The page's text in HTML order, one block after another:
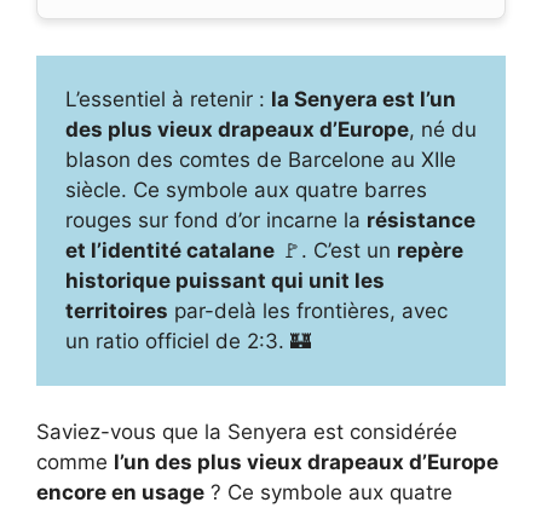
L’essentiel à retenir : la Senyera est l’un
des plus vieux drapeaux d’Europe, né du
blason des comtes de Barcelone au XIIe
siècle. Ce symbole aux quatre barres
rouges sur fond d’or incarne la résistance
et l’identité catalane 🚩. C’est un repère
historique puissant qui unit les
territoires par-delà les frontières, avec
un ratio officiel de 2:3. 🏰
Saviez-vous que la Senyera est considérée
comme l’un des plus vieux drapeaux d’Europe
encore en usage ? Ce symbole aux quatre